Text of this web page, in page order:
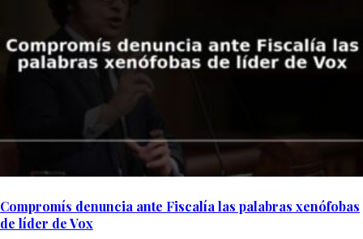
Compromís denuncia ante Fiscalía las palabras xenófobas
de líder de Vox